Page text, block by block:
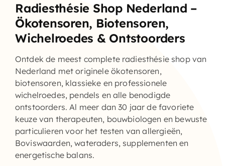
Radiesthésie Shop Nederland –
Ökotensoren, Biotensoren,
Wichelroedes & Ontstoorders
Ontdek de meest complete radiesthésie shopvan
Nederland met originele ökotensoren,
biotensoren, klassieke en professionele
wichelroedes, pendels en alle benodigde
ontstoorders. Al meer dan 30 jaar de favoriete
keuze van therapeuten, bouwbiologen en bewuste
particulieren voor het testen van allergieën,
Boviswaarden, wateraders, supplementen en
energetische balans.